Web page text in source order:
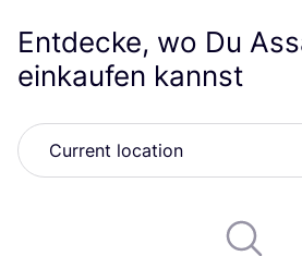
Entdecke, wo Du
einkaufen kannst